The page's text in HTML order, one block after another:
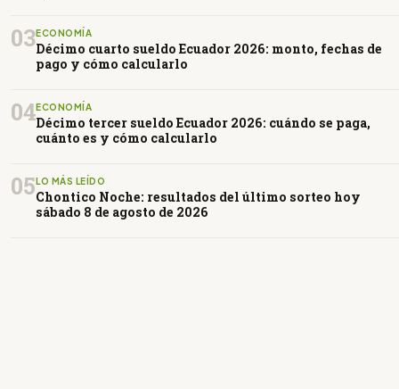
03ECONOMÍA
Décimo cuarto sueldo Ecuador 2026: monto, fechas de
pago y cómo calcularlo
04ECONOMÍA
Décimo tercer sueldo Ecuador 2026: cuándo se paga,
cuánto es y cómo calcularlo
05LO MÁS LEÍDO
Chontico Noche: resultados del último sorteo hoy
sábado 8 de agosto de 2026